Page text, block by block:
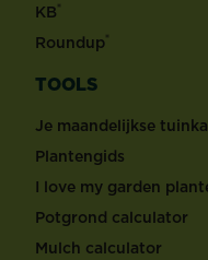
KB®
Roundup®
TOOLS
Je maandelijkse
Plantengids
I love my garden
Potgrond calculator
Mulch calculator